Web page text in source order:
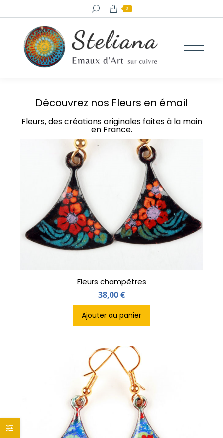
0
Découvrez nos Fleurs en émail
Fleurs, des créations originales faites à la main
en France.
Fleurs champêtres
38,00€
Ajouter au panier